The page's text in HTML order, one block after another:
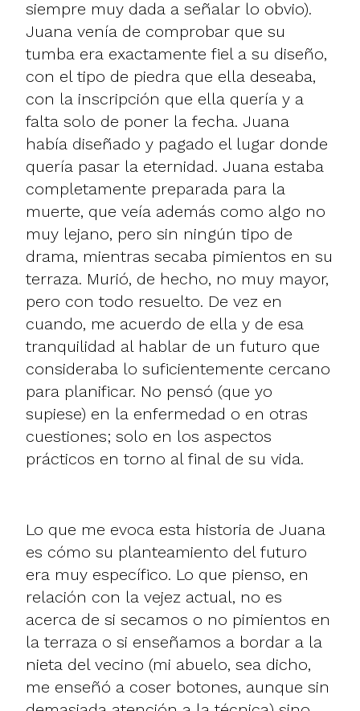
siempre muy dada a señalar lo obvio).
Juana venía de comprobar que su
tumba era exactamente fiel a su diseño,
con el tipo de piedra que ella deseaba,
con la inscripción que ella quería y a
falta solo de poner la fecha. Juana
había diseñado y pagado el lugar donde
quería pasar la eternidad. Juana estaba
completamente preparada para la
muerte, que veía además como algo no
muy lejano, pero sin ningún tipo de
drama, mientras secaba pimientos en su
terraza. Murió, de hecho, no muy mayor,
pero con todo resuelto. De vez en
cuando, me acuerdo de ella y de esa
tranquilidad al hablar de un futuro que
consideraba lo suficientemente cercano
para planificar. No pensó (que yo
supiese) en la enfermedad o en otras
cuestiones; solo en los aspectos
prácticos en torno al final de su vida.
Lo que me evoca esta historia de Juana
es cómo su planteamiento del futuro
era muy específico. Lo que pienso, en
relación con la vejez actual, no es
acerca de si secamos o no pimientos en
la terraza o si enseñamos a bordar a la
nieta del vecino (mi abuelo, sea dicho,
me enseñó a coser botones, aunque sin